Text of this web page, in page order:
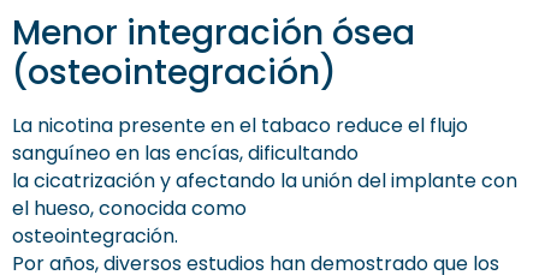
Menor integración ósea
(osteointegración)
La nicotina presente en el tabaco reduce el flujo
sanguíneo en las encías, dificultando
la cicatrización y afectando la unión del implante con
el hueso, conocida como
osteointegración.
Por años, diversos estudios han demostrado que los